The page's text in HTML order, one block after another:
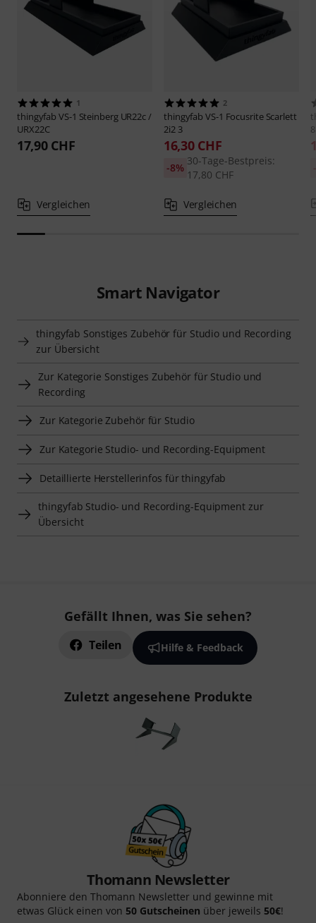
1
thingyfabVS-1 Steinberg UR22c /
URX22C
17,90 CHF
Vergleichen
2
thingyfabVS-1 Focusrite Scarlett
2i2 3
16,30 CHF
30-Tage-Bestpreis:
17,80 CHF
-8%
Vergleichen
Smart Navigator
thingyfab Sonstiges Zubehör für Studio und Recording
zur Übersicht
Zur Kategorie Sonstiges Zubehör für Studio und
Recording
Zur Kategorie Zubehör für Studio
Zur Kategorie Studio- und Recording-Equipment
Detaillierte Herstellerinfos für thingyfab
thingyfab Studio- und Recording-Equipment zur
Übersicht
Gefällt Ihnen, was Sie sehen?
Teilen Hilfe & Feedback
Zuletzt angesehene Produkte
Thomann Newsletter
Abonniere den Thomann Newsletter und gewinne mit
etwas Glück einen von 50 Gutscheinen über jeweils 50€!